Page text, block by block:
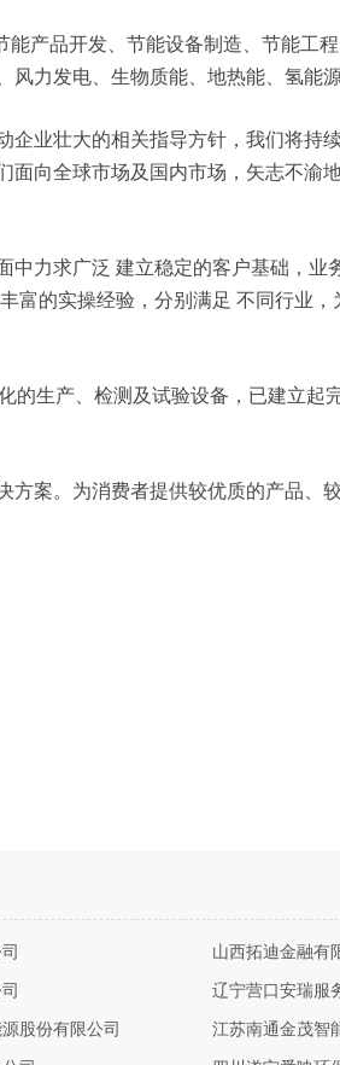
产品开发、节能设备制造、节能工
力发电、生物质能、地热能、氢能
业壮大的相关指导方针，我们将持
向全球市场及国内市场，矢志不渝
力求广泛 建立稳定的客户基础，业
富的实操经验，分别满足 不同行业
的生产、检测及试验设备，已建立起
案。为消费者提供较优质的产品、
山西拓迪金融有
辽宁营口安瑞服
股份有限公司 江苏南通金茂智